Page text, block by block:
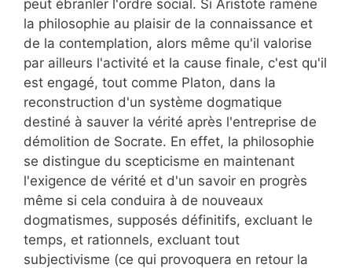
peut ébranler l'ordre social. Si Aristote ramène
la philosophie au plaisir de la connaissance et
de la contemplation, alors même qu'il valorise
par ailleurs l'activité et la cause finale, c'est qu'il
est engagé, tout comme Platon, dans la
reconstruction d'un système dogmatique
destiné à sauver la vérité après l'entreprise de
démolition de Socrate. En effet, la philosophie
se distingue du scepticisme en maintenant
l'exigence de vérité et d'un savoir en progrès
même si cela conduira à de nouveaux
dogmatismes, supposés définitifs, excluant le
temps, et rationnels, excluant tout
subjectivisme (ce qui provoquera en retour la